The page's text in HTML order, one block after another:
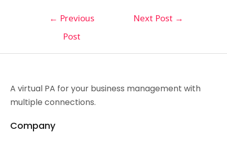
← Previous
Post
Next Post →
A virtual PA for your business management with
multiple connections.
Company